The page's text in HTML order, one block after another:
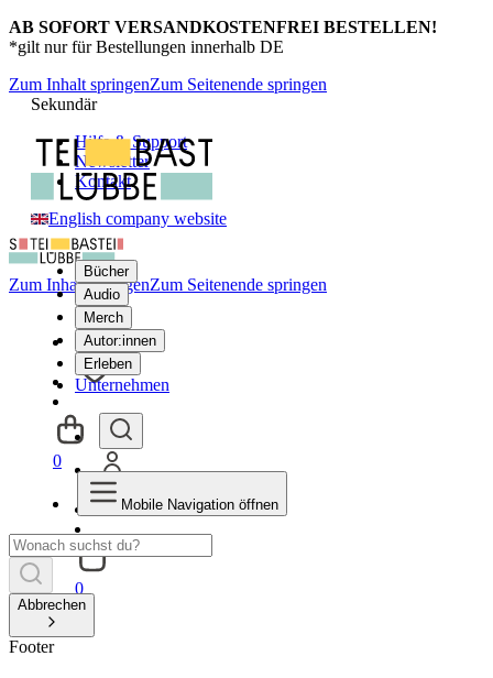
AB SOFORT VERSANDKOSTENFREI BESTELLEN!
*gilt nur für Bestellungen innerhalb DE
Zum Inhalt springenZum Seitenende springen
Sekundär
Hilfe & Support
Newsletter
Kontakt
English company website
Bücher
Audio
Merch
Autor:innen
Erleben
Unternehmen
0
Zum Inhalt springenZum Seitenende springen
0
Mobile Navigation öffnen
Abbrechen
Footer